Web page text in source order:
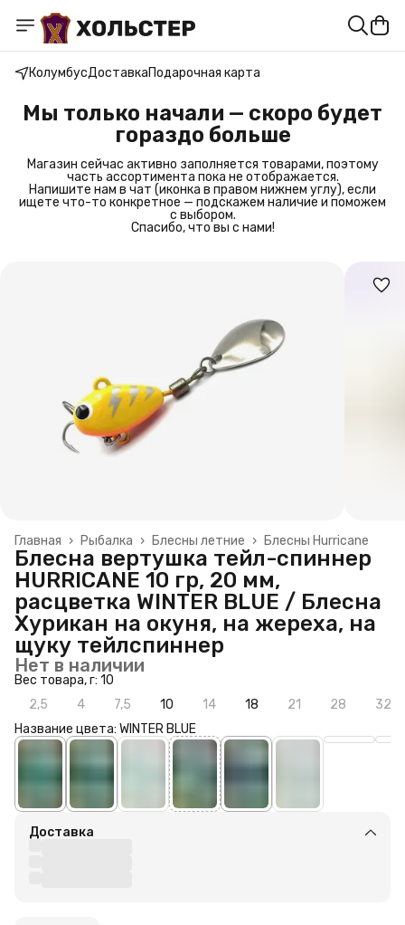
КолумбусДоставкаПодарочная карта
Мы только начали — скоро будет
гораздо больше
Магазин сейчас активно заполняется товарами, поэтому
часть ассортимента пока не отображается.
Напишите нам в чат (иконка в правом нижнем углу), если
ищете что-то конкретное — подскажем наличие и поможем
с выбором.
Спасибо, что вы с нами!
Блесны Hurricane
Блесны летние ›
Рыбалка ›
Главная ›
Блесна вертушка тейл-спиннер
HURRICANE 10 гр, 20 мм,
расцветка WINTER BLUE / Блесна
Хурикан на окуня, на жереха, на
щуку тейлспиннер
Нет в наличии
Вес товара, г: 10
2,5
4 7,5 10 14 18 21 28
32
Название цвета: WINTER BLUE
Доставка